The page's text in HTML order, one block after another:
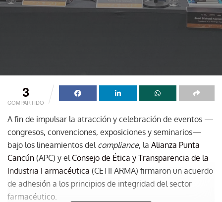
3
COMPARTIDO
A fin de impulsar la atracción y celebración de eventos —
congresos, convenciones, exposiciones y seminarios—
bajo los lineamientos del compliance, la Alianza Punta
Cancún (APC) y elConsejo de Ética y Transparencia de la
Industria Farmacéutica (CETIFARMA) firmaron un acuerdo
de adhesión a los principios de integridad del sector
farmacéutico.